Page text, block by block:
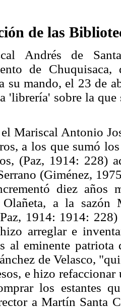
de las
Andrés de
de
su mando, el 23 de
'librería' sobre la
Mariscal Antonio
a los que sumó
(Paz, 1914: 228)
(Giménez,
diez años
Olañeta, a la
1914: 1914:
arreglar e
al eminente
de Velasco,
e hizo
los estantes
a Martín Santa